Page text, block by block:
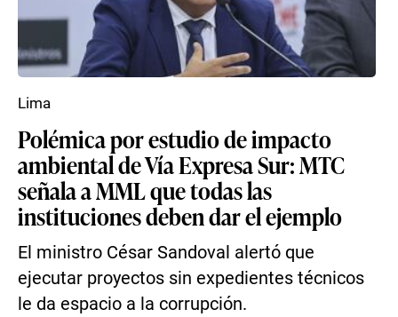
Polémica por estudio de impacto
ambiental de Vía Expresa Sur: MTC
señala a MML que todas las
instituciones deben dar el ejemplo
El ministro César Sandoval alertó que
ejecutar proyectos sin expedientes técnicos
le da espacio a la corrupción.
Lima